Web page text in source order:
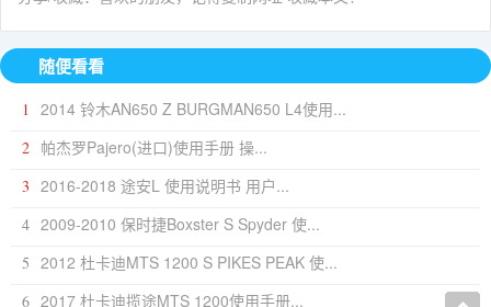
随便看看
1 2014 铃木AN650 Z BURGMAN650 L4使用...
2 帕杰罗Pajero(进口)使用手册 操...
3 2016-2018 途安L 使用说明书 用户...
4 2009-2010 保时捷Boxster S Spyder 使...
5 2012 杜卡迪MTS 1200 S PIKES PEAK 使...
6 2017 杜卡迪揽途MTS 1200使用手册...